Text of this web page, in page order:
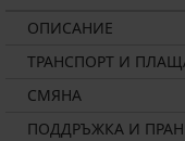
ОПИСАНИЕ
ТРАНСПОРТ И
СМЯНА
ПОДДРЪЖКА И